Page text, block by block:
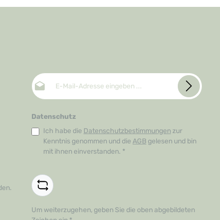
E-Mail-Adresse*
Datenschutz
Ich habe die Datenschutzbestimmungen zur
Kenntnis genommen und die AGB gelesen und bin
mit ihnen einverstanden. *
Um weiterzugehen, geben Sie die oben abgebildeten